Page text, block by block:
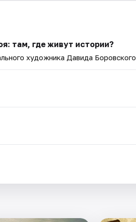
там, где живут истории?
художника Давида Боровского